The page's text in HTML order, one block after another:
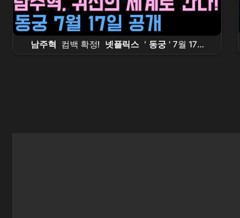
남주혁 컴백 확정! 넷플릭스 ' 동궁 ' 7월 17일
공개 – 조승우 · 노윤서 와 함께 귀신의 세계로